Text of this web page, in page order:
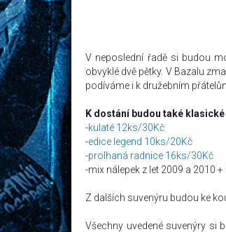
V neposlední řadě si budou
obvyklé dvě pětky. V Bazalu
podíváme i k družebním
K dostání budou také
-kulaté 12ks/30Kč
-edice legend 10ks/20Kč
-prolhaná radnice 16ks/30Kč
-mix nálepek z let 2009 a 2010
Z dalších suvenýru budou ke
Všechny uvedené suvenýry si